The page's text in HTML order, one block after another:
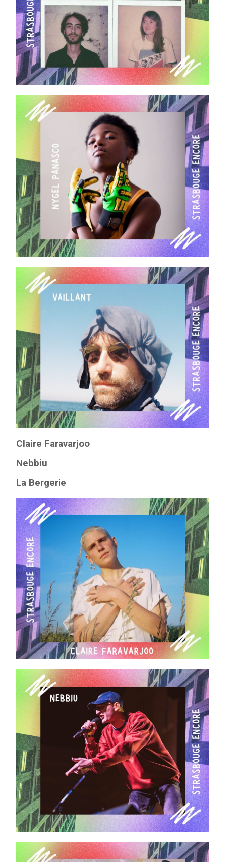
Claire Faravarjoo
Nebbiu
La Bergerie